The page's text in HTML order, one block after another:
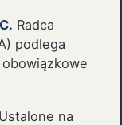
Radca
podlega
Ustalone na